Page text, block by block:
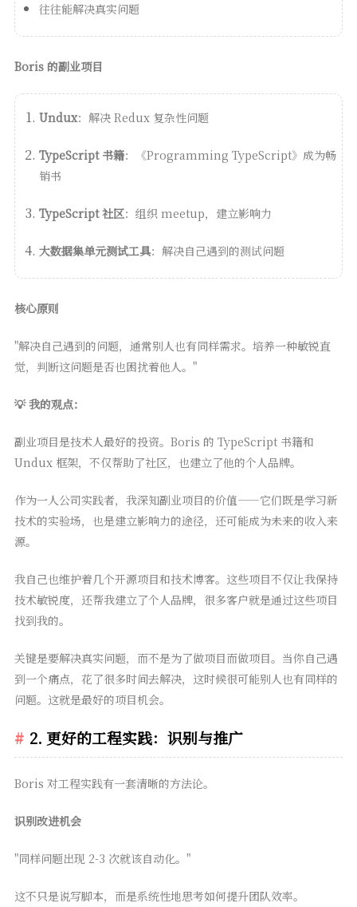
往往能解决真实问题
Boris 的副业项目
Undux：解决 Redux 复杂性问题
TypeScript 书籍：《Programming TypeScript》成为畅
销书
TypeScript 社区：组织 meetup，建立影响力
大数据集单元测试工具：解决自己遇到的测试问题
核心原则
"解决自己遇到的问题，通常别人也有同样需求。培养一种敏锐直
觉，判断这问题是否也困扰着他人。"
💡 我的观点：
副业项目是技术人最好的投资。Boris 的 TypeScript 书籍和
Undux 框架，不仅帮助了社区，也建立了他的个人品牌。
作为一人公司实践者，我深知副业项目的价值——它们既是学习新
技术的实验场，也是建立影响力的途径，还可能成为未来的收入来
源。
我自己也维护着几个开源项目和技术博客。这些项目不仅让我保持
技术敏锐度，还帮我建立了个人品牌，很多客户就是通过这些项目
找到我的。
关键是要解决真实问题，而不是为了做项目而做项目。当你自己遇
到一个痛点，花了很多时间去解决，这时候很可能别人也有同样的
问题。这就是最好的项目机会。
2. 更好的工程实践：识别与推广
Boris 对工程实践有一套清晰的方法论。
识别改进机会
"同样问题出现 2-3 次就该自动化。"
这不只是说写脚本，而是系统性地思考如何提升团队效率。